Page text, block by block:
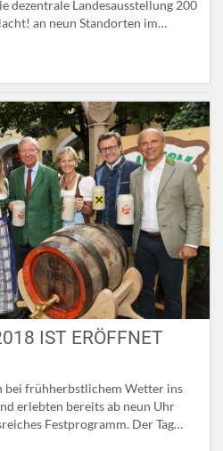
dezentrale Landesausstellung 200
an neun Standorten im
Ziel von 50.000 Gästen bei
Landeshauptmann Wilfried
IST ERÖFFNET
bei frühherbstlichem Wetter ins
erlebten bereits ab neun Uhr
Festprogramm. Der Tag